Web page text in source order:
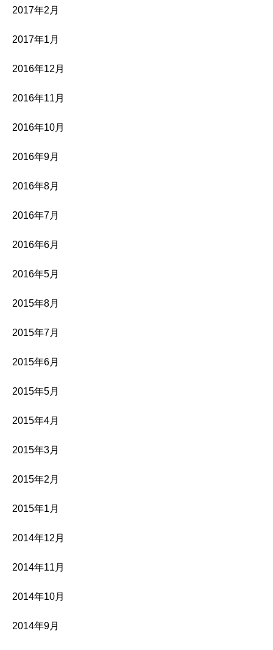
2017年2月
2017年1月
2016年12月
2016年11月
2016年10月
2016年9月
2016年8月
2016年7月
2016年6月
2016年5月
2015年8月
2015年7月
2015年6月
2015年5月
2015年4月
2015年3月
2015年2月
2015年1月
2014年12月
2014年11月
2014年10月
2014年9月